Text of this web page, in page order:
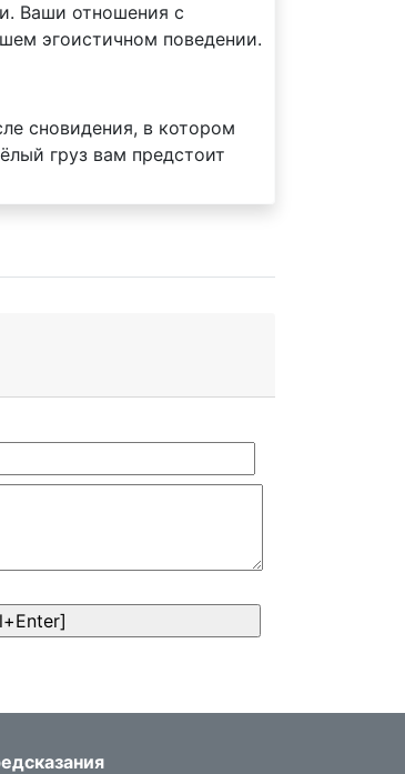
Ваши отношения с
эгоистичном поведении.
сновидения, в котором
груз вам предстоит